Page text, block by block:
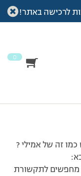
לרכישה באתר!
0
זה של אמילי ?
מחפשים לתקשורת